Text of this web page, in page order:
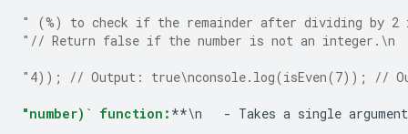
" (%) to check if the remainder after dividing by
"// Return false if the number is not an integer.\n
"4)); // Output: true\nconsole.log(isEven(7)); //
"number)` function: **\n   - Takes a single